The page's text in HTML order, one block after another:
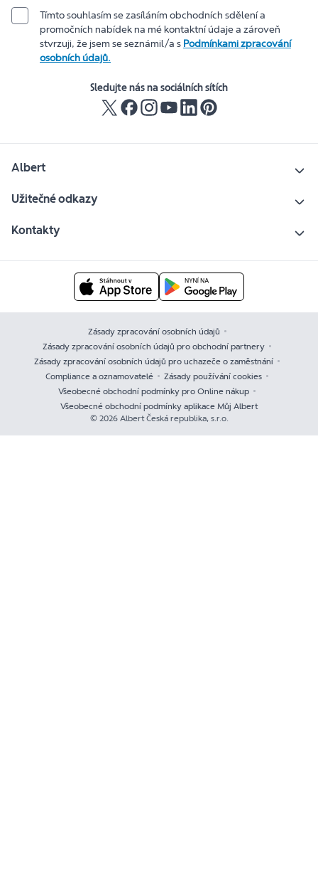
Tímto souhlasím se zasíláním obchodních sdělení a
promočních nabídek na mé kontaktní údaje a zároveň
stvrzuji, že jsem se seznámil/a s Podmínkami zpracování
osobních údajů.
Sledujte nás na sociálních sítích
Albert
Užitečné odkazy
Kontakty
Zásady zpracování osobních údajů
Zásady zpracování osobních údajů pro obchodní partnery
Zásady zpracování osobních údajů pro uchazeče o zaměstnání
Compliance a oznamovatelé
Zásady používání cookies
Všeobecné obchodní podmínky pro Online nákup
Všeobecné obchodní podmínky aplikace Můj Albert
© 2026 Albert Česká republika, s.r.o.